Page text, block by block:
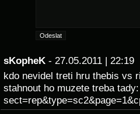
sKopheK - 27.05.2011 |
kdo nevidel treti hru thebis vs
stahnout ho muzete treba